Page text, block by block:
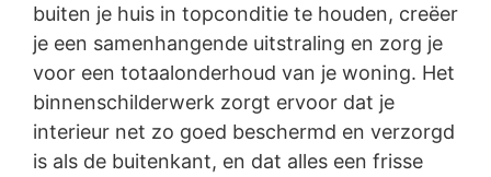
buiten je huis in topconditie te houden, creëer
je een samenhangende uitstraling en zorg je
voor een totaalonderhoud van je woning. Het
binnenschilderwerk zorgt ervoor dat je
interieur net zo goed beschermd en verzorgd
is als de buitenkant, en dat alles een frisse